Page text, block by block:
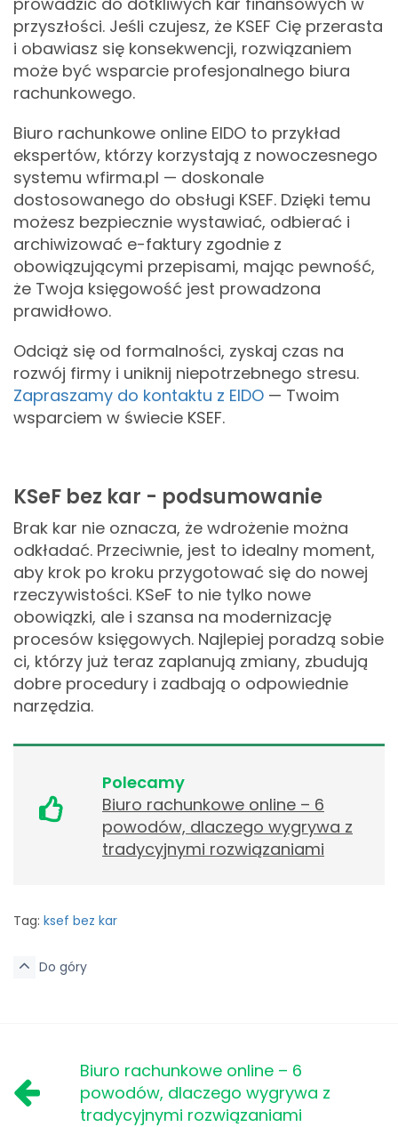
przyszłości. Jeśli czujesz, że KSEF Cię przerasta
i obawiasz się konsekwencji, rozwiązaniem
może być wsparcie profesjonalnego biura
rachunkowego.
Biuro rachunkowe online EIDO to przykład
ekspertów, którzy korzystają z nowoczesnego
systemu wfirma.pl — doskonale
dostosowanego do obsługi KSEF. Dzięki temu
możesz bezpiecznie wystawiać, odbierać i
archiwizować e-faktury zgodnie z
obowiązującymi przepisami, mając pewność,
że Twoja księgowość jest prowadzona
prawidłowo.
Odciąż się od formalności, zyskaj czas na
rozwój firmy i uniknij niepotrzebnego stresu.
Zapraszamy do kontaktu z EIDO — Twoim
wsparciem w świecie KSEF.
KSeF bez kar - podsumowanie
Brak kar nie oznacza, że wdrożenie można
odkładać. Przeciwnie, jest to idealny moment,
aby krok po kroku przygotować się do nowej
rzeczywistości. KSeF to nie tylko nowe
obowiązki, ale i szansa na modernizację
procesów księgowych. Najlepiej poradzą sobie
ci, którzy już teraz zaplanują zmiany, zbudują
dobre procedury i zadbają o odpowiednie
narzędzia.
Polecamy
Biuro rachunkowe online – 6
powodów, dlaczego wygrywa z
tradycyjnymi rozwiązaniami
Tag: ksef bez kar
Do góry
Biuro rachunkowe online – 6
powodów, dlaczego wygrywa z
tradycyjnymi rozwiązaniami